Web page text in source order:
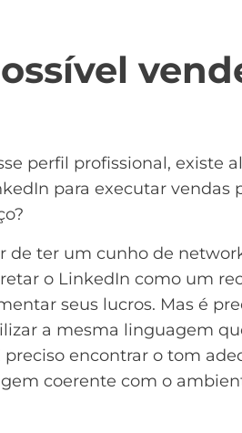
perfil profissional, existe
para executar vendas
de ter um cunho de
o LinkedIn como um
seus lucros. Mas é
a mesma linguagem
preciso encontrar o tom
coerente com o